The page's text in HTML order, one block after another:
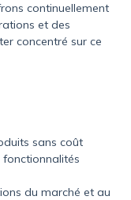
continuellement
et des
concentré sur ce
sans coût
du marché et au